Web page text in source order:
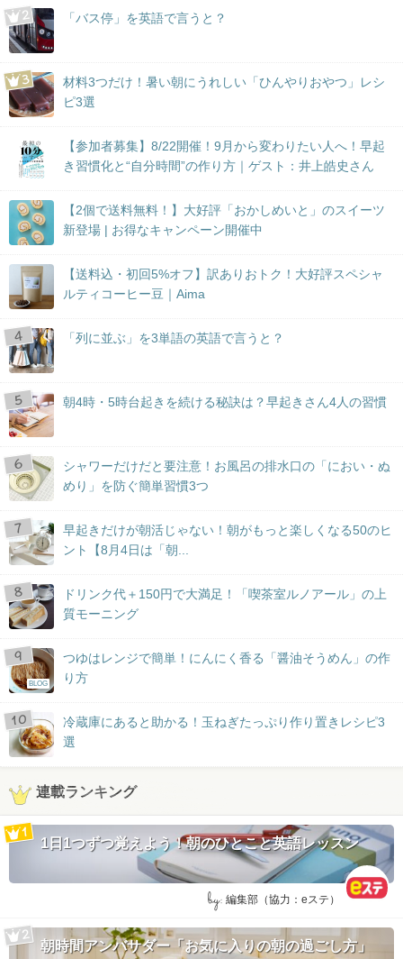
「バス停」を英語で言うと？
材料3つだけ！暑い朝にうれしい「ひんやりおやつ」レシ
ピ3選
【参加者募集】8/22開催！9月から変わりたい人へ！早起
き習慣化と“自分時間”の作り方｜ゲスト：井上皓史さん
【2個で送料無料！】大好評「おかしめいと」のスイーツ
新登場 | お得なキャンペーン開催中
【送料込・初回5%オフ】訳ありおトク！大好評スペシャ
ルティコーヒー豆｜Aima
「列に並ぶ」を3単語の英語で言うと？
朝4時・5時台起きを続ける秘訣は？早起きさん4人の習慣
シャワーだけだと要注意！お風呂の排水口の「におい・ぬ
めり」を防ぐ簡単習慣3つ
早起きだけが朝活じゃない！朝がもっと楽しくなる50のヒ
ント【8月4日は「朝...
ドリンク代＋150円で大満足！「喫茶室ルノアール」の上
質モーニング
BLOG
つゆはレンジで簡単！にんにく香る「醤油そうめん」の作
り方
冷蔵庫にあると助かる！玉ねぎたっぷり作り置きレシピ3
選
連載ランキング
1日1つずつ覚えよう！朝のひとこと英語レッスン
by: 編集部（協力：eステ）
朝時間アンバサダー「お気に入りの朝の過ごし方」